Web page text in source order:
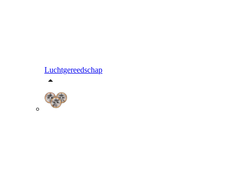
Luchtgereedschap